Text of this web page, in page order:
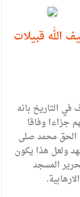
الملكية العقارية
ويؤكد حرص مجلس
مراجعة منصة خدمة
من رفاق السلاح
من العاهل البحريني
ومزيدا من التوفيق
الله قبيلات
في التاريخ بانه
جزاءا وفاقا
الحق محمد صلى
ولعل هذا يكون
المسجد